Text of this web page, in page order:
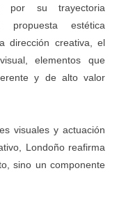
por su trayectoria
estética
dirección creativa, el
elementos que
y de alto valor
visuales y actuación
Londoño reafirma
sino un componente